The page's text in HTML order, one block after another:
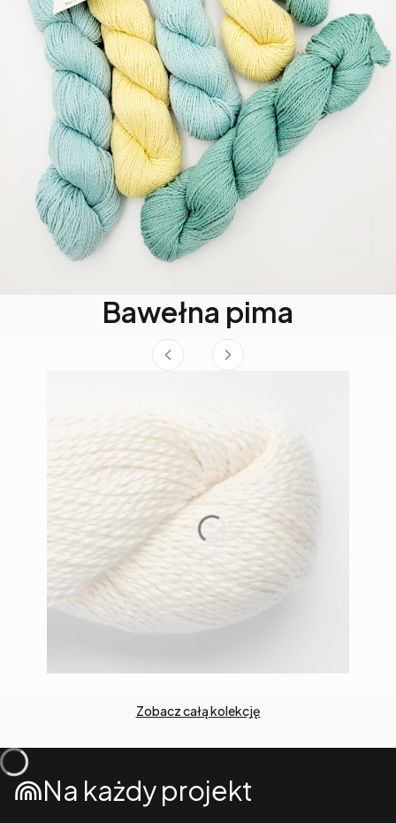
Bawełna pima
Zobacz całą kolekcję
Na każdy projekt